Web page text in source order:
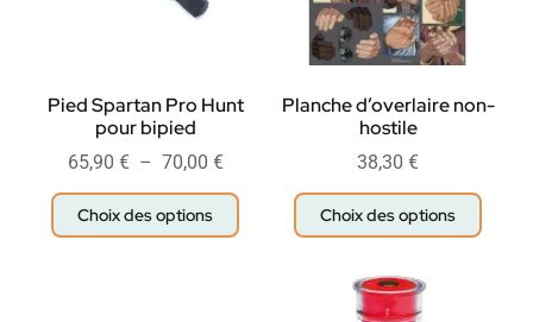
Pied Spartan Pro Hunt
pour bipied
65,90 € – 70,00 €
Choix des options
Planche d’overlaire non-
hostile
38,30 €
Choix des options